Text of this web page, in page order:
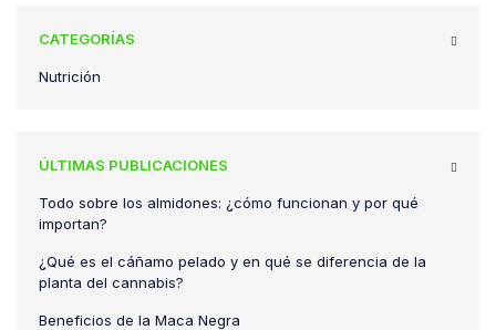
CATEGORÍAS
Nutrición
ÚLTIMAS PUBLICACIONES
Todo sobre los almidones: ¿cómo funcionan y por qué
importan?
¿Qué es el cáñamo pelado y en qué se diferencia de la
planta del cannabis?
Beneficios de la Maca Negra